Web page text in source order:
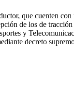
que cuenten
de los de
y
decreto